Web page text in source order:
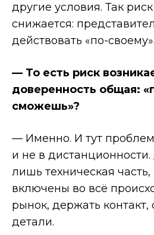
другие условия. Так
снижается:
действовать «по-своему».
— То есть риск
доверенность общая:
сможешь»?
— Именно. И тут
и не в
лишь техническая
включены во всё
рынок, держать контакт,
детали.